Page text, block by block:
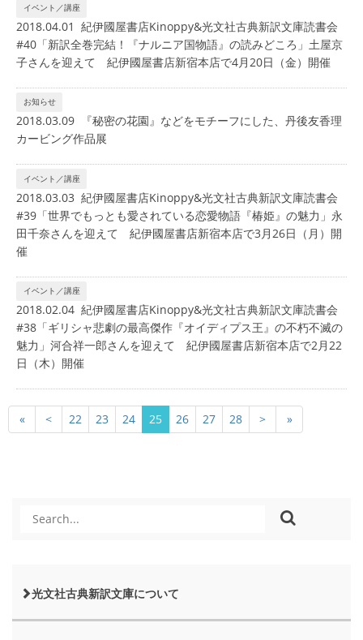
イベント／講座
2018.04.01 紀伊國屋書店Kinoppy&光文社古典新訳文庫読書会
#40「新訳全巻完結！『ナルニア国物語』の読みどころ」土屋京
子さんを迎えて 紀伊國屋書店新宿本店で4月20日（金）開催
お知らせ
2018.03.09 『秘密の花園』などをモチーフにした、丹後友香理
カービング作品展
イベント／講座
2018.03.03 紀伊國屋書店Kinoppy&光文社古典新訳文庫読書会
#39「世界でもっとも愛されている恋愛物語『椿姫』の魅力」永
田千奈さんを迎えて 紀伊國屋書店新宿本店で3月26日（月）開
催
イベント／講座
2018.02.04 紀伊國屋書店Kinoppy&光文社古典新訳文庫読書会
#38「ギリシャ悲劇の最高傑作『オイディプス王』の不朽不滅の
魅力」河合祥一郎さんを迎えて 紀伊國屋書店新宿本店で2月22
日（木）開催
« < 22 23 24 25 26 27 28 > »
光文社古典新訳文庫について